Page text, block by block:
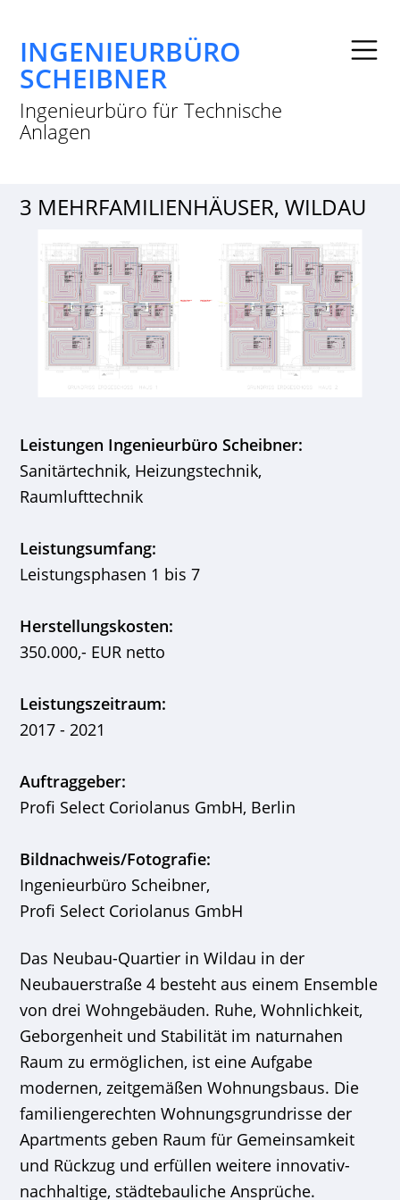
INGENIEURBÜRO
SCHEIBNER
Ingenieurbüro für Technische
Anlagen
3 MEHRFAMILIENHÄUSER, WILDAU
Leistungen Ingenieurbüro Scheibner:
Sanitärtechnik, Heizungstechnik,
Raumlufttechnik
Leistungsumfang:
Leistungsphasen 1 bis 7
Herstellungskosten:
350.000,- EUR netto
Leistungszeitraum:
2017 - 2021
Auftraggeber:
Profi Select Coriolanus GmbH, Berlin
Bildnachweis/Fotografie:
Ingenieurbüro Scheibner,
Profi Select Coriolanus GmbH
Das Neubau-Quartier in Wildau in der
Neubauerstraße 4 besteht aus einem Ensemble
von drei Wohngebäuden. Ruhe, Wohnlichkeit,
Geborgenheit und Stabilität im naturnahen
Raum zu ermöglichen, ist eine Aufgabe
modernen, zeitgemäßen Wohnungsbaus. Die
familiengerechten Wohnungsgrundrisse der
Apartments geben Raum für Gemeinsamkeit
und Rückzug und erfüllen weitere innovativ-
nachhaltige, städtebauliche Ansprüche.